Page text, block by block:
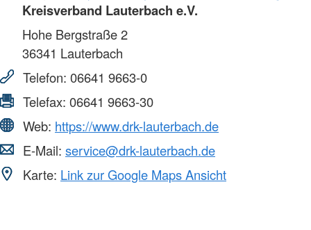
Kreisverband Lauterbach e.V.
Hohe Bergstraße 2
36341 Lauterbach
Telefon: 06641 9663-0
Telefax: 06641 9663-30
Web: https://www.drk-lauterbach.de
E-Mail: service@drk-lauterbach.de
Karte: Link zur Google Maps Ansicht